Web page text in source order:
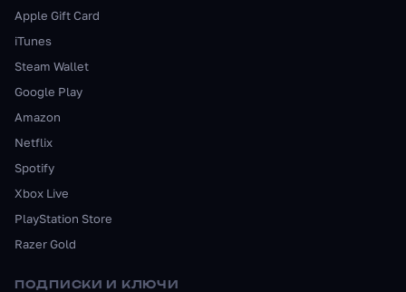
Apple Gift Card
iTunes
Steam Wallet
Google Play
Amazon
Netflix
Spotify
Xbox Live
PlayStation Store
Razer Gold
ПОДПИСКИ И КЛЮЧИ